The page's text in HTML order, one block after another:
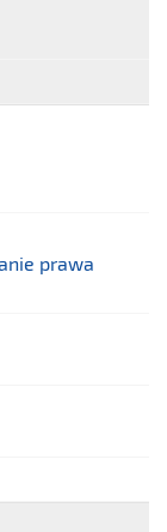
prawa